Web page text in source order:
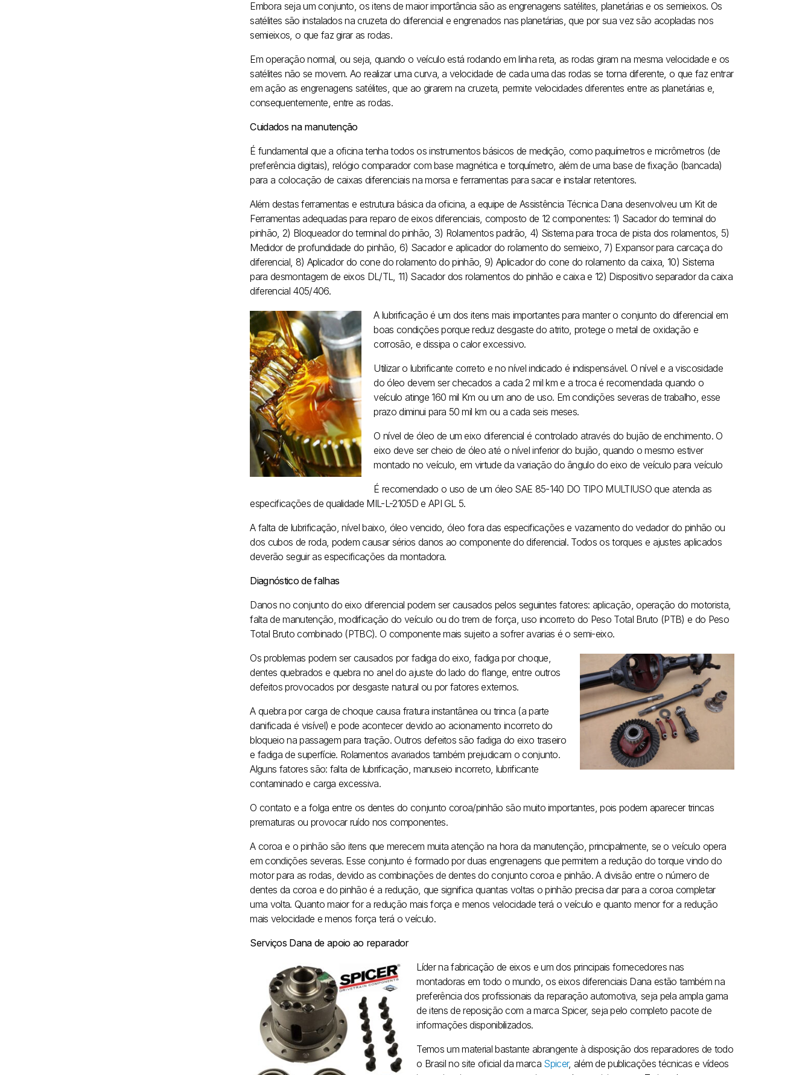
Embora seja um conjunto, os itens de maior importância são as engrenagens satélites, planetárias e os semieixos. Os
satélites são instalados na cruzeta do diferencial e engrenados nas planetárias, que por sua vez são acopladas nos
semieixos, o que faz girar as rodas.
Em operação normal, ou seja, quando o veículo está rodando em linha reta, as rodas giram na mesma velocidade e os
satélites não se movem. Ao realizar uma curva, a velocidade de cada uma das rodas se torna diferente, o que faz entrar
em ação as engrenagens satélites, que ao girarem na cruzeta, permite velocidades diferentes entre as planetárias e,
consequentemente, entre as rodas.
Cuidados na manutenção
É fundamental que a oficina tenha todos os instrumentos básicos de medição, como paquímetros e micrômetros (de
preferência digitais), relógio comparador com base magnética e torquímetro, além de uma base de fixação (bancada)
para a colocação de caixas diferenciais na morsa e ferramentas para sacar e instalar retentores.
Além destas ferramentas e estrutura básica da oficina, a equipe de Assistência Técnica Dana desenvolveu um Kit de
Ferramentas adequadas para reparo de eixos diferenciais, composto de 12 componentes: 1) Sacador do terminal do
pinhão, 2) Bloqueador do terminal do pinhão, 3) Rolamentos padrão, 4) Sistema para troca de pista dos rolamentos, 5)
Medidor de profundidade do pinhão, 6) Sacador e aplicador do rolamento do semieixo, 7) Expansor para carcaça do
diferencial, 8) Aplicador do cone do rolamento do pinhão, 9) Aplicador do cone do rolamento da caixa, 10) Sistema
para desmontagem de eixos DL/TL, 11) Sacador dos rolamentos do pinhão e caixa e 12) Dispositivo separador da caixa
diferencial 405/406.
A lubrificação é um dos itens mais importantes para manter o conjunto do diferencial em
boas condições porque reduz desgaste do atrito, protege o metal de oxidação e
corrosão, e dissipa o calor excessivo.
Utilizar o lubrificante correto e no nível indicado é indispensável. O nível e a viscosidade
do óleo devem ser checados a cada 2 mil km e a troca é recomendada quando o
veículo atinge 160 mil Km ou um ano de uso. Em condições severas de trabalho, esse
prazo diminui para 50 mil km ou a cada seis meses.
O nível de óleo de um eixo diferencial é controlado através do bujão de enchimento. O
eixo deve ser cheio de óleo até o nível inferior do bujão, quando o mesmo estiver
montado no veículo, em virtude da variação do ângulo do eixo de veículo para veículo
É recomendado o uso de um óleo SAE 85-140 DO TIPO MULTIUSO que atenda as
especificações de qualidade MIL-L-2105D e API GL 5.
A falta de lubrificação, nível baixo, óleo vencido, óleo fora das especificações e vazamento do vedador do pinhão ou
dos cubos de roda, podem causar sérios danos ao componente do diferencial. Todos os torques e ajustes aplicados
deverão seguir as especificações da montadora.
Diagnóstico de falhas
Danos no conjunto do eixo diferencial podem ser causados pelos seguintes fatores: aplicação, operação do motorista,
falta de manutenção, modificação do veículo ou do trem de força, uso incorreto do Peso Total Bruto (PTB) e do Peso
Total Bruto combinado (PTBC). O componente mais sujeito a sofrer avarias é o semi-eixo.
Os problemas podem ser causados por fadiga do eixo, fadiga por choque,
dentes quebrados e quebra no anel do ajuste do lado do flange, entre outros
defeitos provocados por desgaste natural ou por fatores externos.
A quebra por carga de choque causa fratura instantânea ou trinca (a parte
danificada é visível) e pode acontecer devido ao acionamento incorreto do
bloqueio na passagem para tração. Outros defeitos são fadiga do eixo traseiro
e fadiga de superfície. Rolamentos avariados também prejudicam o conjunto.
Alguns fatores são: falta de lubrificação, manuseio incorreto, lubrificante
contaminado e carga excessiva.
O contato e a folga entre os dentes do conjunto coroa/pinhão são muito importantes, pois podem aparecer trincas
prematuras ou provocar ruído nos componentes.
A coroa e o pinhão são itens que merecem muita atenção na hora da manutenção, principalmente, se o veículo opera
em condições severas. Esse conjunto é formado por duas engrenagens que permitem a redução do torque vindo do
motor para as rodas, devido as combinações de dentes do conjunto coroa e pinhão. A divisão entre o número de
dentes da coroa e do pinhão é a redução, que significa quantas voltas o pinhão precisa dar para a coroa completar
uma volta. Quanto maior for a redução mais força e menos velocidade terá o veículo e quanto menor for a redução
mais velocidade e menos força terá o veículo.
Serviços Dana de apoio ao reparador
Líder na fabricação de eixos e um dos principais fornecedores nas
montadoras em todo o mundo, os eixos diferenciais Dana estão também na
preferência dos profissionais da reparação automotiva, seja pela ampla gama
de itens de reposição com a marca Spicer, seja pelo completo pacote de
informações disponibilizados.
Temos um material bastante abrangente à disposição dos reparadores de todo
o Brasil no site oficial da marca Spicer, além de publicações técnicas e vídeos